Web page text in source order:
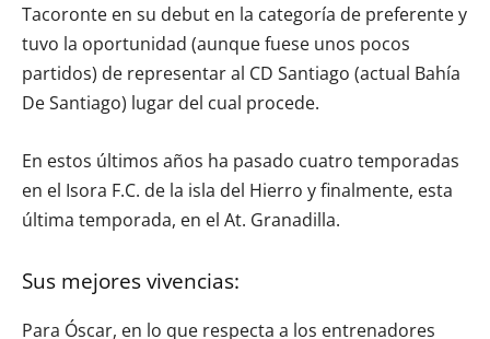
Tacoronte en su debut en la categoría de preferente y
tuvo la oportunidad (aunque fuese unos pocos
partidos) de representar al CD Santiago (actual Bahía
De Santiago) lugar del cual procede.
En estos últimos años ha pasado cuatro temporadas
en el Isora F.C. de la isla del Hierro y finalmente, esta
última temporada, en el At. Granadilla.
Sus mejores vivencias:
Para Óscar, en lo que respecta a los entrenadores